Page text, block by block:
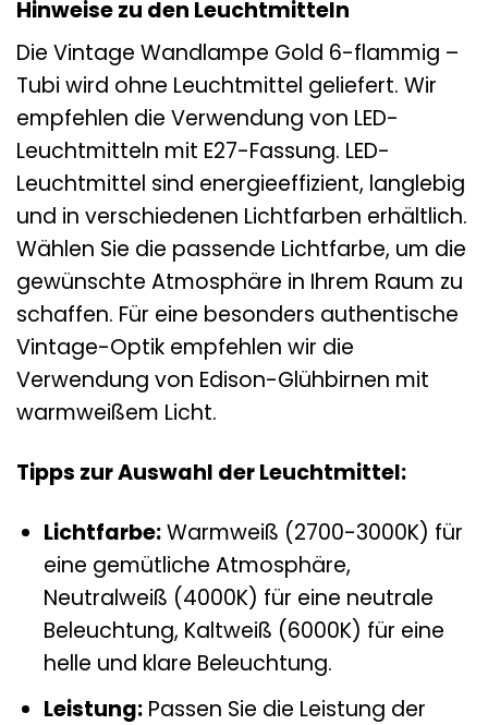
Hinweise zu den Leuchtmitteln
Die Vintage Wandlampe Gold 6-flammig –
Tubi wird ohne Leuchtmittel geliefert. Wir
empfehlen die Verwendung von LED-
Leuchtmitteln mit E27-Fassung. LED-
Leuchtmittel sind energieeffizient, langlebig
und in verschiedenen Lichtfarben erhältlich.
Wählen Sie die passende Lichtfarbe, um die
gewünschte Atmosphäre in Ihrem Raum zu
schaffen. Für eine besonders authentische
Vintage-Optik empfehlen wir die
Verwendung von Edison-Glühbirnen mit
warmweißem Licht.
Tipps zur Auswahl der Leuchtmittel:
Lichtfarbe:Warmweiß (2700-3000K) für
eine gemütliche Atmosphäre,
Neutralweiß (4000K) für eine neutrale
Beleuchtung, Kaltweiß (6000K) für eine
helle und klare Beleuchtung.
Leistung:Passen Sie die Leistung der